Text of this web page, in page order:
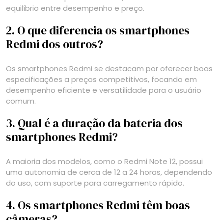
equilíbrio entre desempenho e preço.
2. O que diferencia os smartphones
Redmi dos outros?
Os smartphones Redmi se destacam por oferecer boas
especificações a preços competitivos, focando em
desempenho eficiente e versatilidade para o usuário
comum.
3. Qual é a duração da bateria dos
smartphones Redmi?
A maioria dos modelos, como o Redmi Note 12, possui
uma autonomia de cerca de 12 a 24 horas, dependendo
do uso, com suporte para carregamento rápido.
4. Os smartphones Redmi têm boas